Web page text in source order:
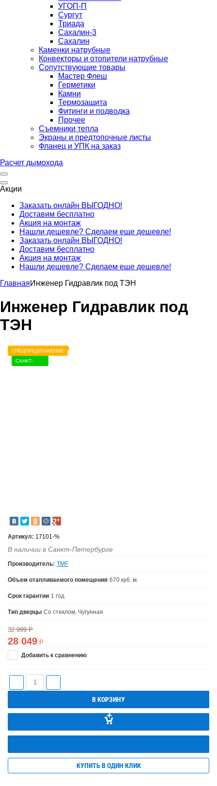
УГОП-П
Сургут
Триада
Сахалин-3
Сахалин
Каменки натрубные
Конвекторы и отопители натрубные
Сопутствующие товары
Мастер Флеш
Герметики
Камни
Термозащита
Фитинги и подводка
Прочее
Съемники тепла
Экраны и предтопочные листы
Фланец и УПК на заказ
Расчет дымохода
Акции
Заказать онлайн ВЫГОДНО!
Доставим бесплатно
Акция на монтаж
Нашли дешевле? Сделаем еще дешевле!
Заказать онлайн ВЫГОДНО!
Доставим бесплатно
Акция на монтаж
Нашли дешевле? Сделаем еще дешевле!
ГлавнаяИнженер Гидравлик под ТЭН
Инженер Гидравлик под
ТЭН
СПЕЦПРЕДЛОЖЕНИЕ
САНКТ-
Артикул: 17101-%
В наличии в Санкт-Петербурге
Производитель: TMF
Объем отапливаемого помещения 670 куб. м.
Срок гарантии 1 год
Тип дверцы Со стеклом, Чугунная
32 999Р
28 049 Р
Добавить к сравнению
В КОРЗИНУ
КУПИТЬ В ОДИН КЛИК